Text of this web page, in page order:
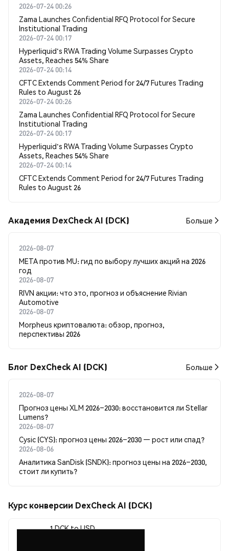
2026-07-24 00:26
Zama Launches Confidential RFQ Protocol for Secure
Institutional Trading
2026-07-24 00:17
Hyperliquid's RWA Trading Volume Surpasses Crypto
Assets, Reaches 54% Share
2026-07-24 00:14
CFTC Extends Comment Period for 24/7 Futures Trading
Rules to August 26
2026-07-24 00:26
Zama Launches Confidential RFQ Protocol for Secure
Institutional Trading
2026-07-24 00:17
Hyperliquid's RWA Trading Volume Surpasses Crypto
Assets, Reaches 54% Share
2026-07-24 00:14
CFTC Extends Comment Period for 24/7 Futures Trading
Rules to August 26
Академия DexCheck AI (DCK) Больше
2026-08-07
META против MU: гид по выбору лучших акций на 2026
год
2026-08-07
RIVN акции: что это, прогноз и объяснение Rivian
Automotive
2026-08-07
Morpheus криптовалюта: обзор, прогноз,
перспективы 2026
Блог DexCheck AI (DCK) Больше
2026-08-07
Прогноз цены XLM 2026–2030: восстановится ли Stellar
Lumens?
2026-08-07
Cysic (CYS): прогноз цены 2026–2030 — рост или спад?
2026-08-06
Аналитика SanDisk (SNDK): прогноз цены на 2026–2030,
стоит ли купить?
Курс конверсии DexCheck AI (DCK)
1 DCK to USD